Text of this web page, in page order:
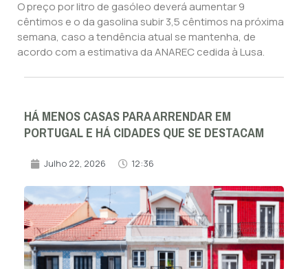
O preço por litro de gasóleo deverá aumentar 9
cêntimos e o da gasolina subir 3,5 cêntimos na próxima
semana, caso a tendência atual se mantenha, de
acordo com a estimativa da ANAREC cedida à Lusa.
HÁ MENOS CASAS PARA ARRENDAR EM
PORTUGAL E HÁ CIDADES QUE SE DESTACAM
Julho 22, 2026 12:36